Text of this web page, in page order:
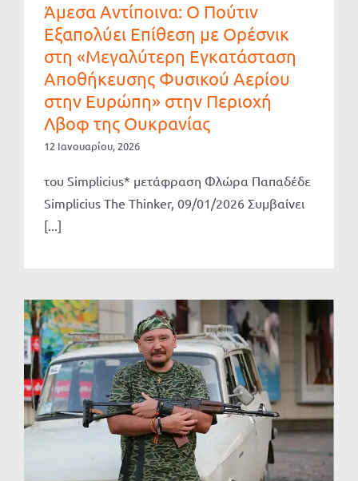
Άμεσα Αντίποινα: Ο Πούτιν
Εξαπολύει Επίθεση με Ορέσνικ
στη «Μεγαλύτερη Εγκατάσταση
Αποθήκευσης Φυσικού Αερίου
στην Ευρώπη» στην Περιοχή
Λβοφ της Ουκρανίας
12 Ιανουαρίου, 2026
του Simplicius* μετάφραση Φλώρα Παπαδέδε
Simplicius The Thinker, 09/01/2026 Συμβαίνει
[...]